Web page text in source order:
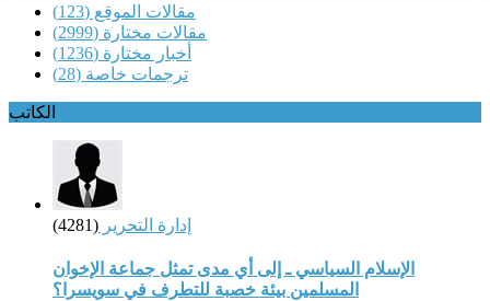
مقالات الموقع (123)
مقالات مختارة (2999)
أخبار مختارة (1236)
ترجمات خاصة (28)
الكاتب
إدارة التحرير (4281)
الإسلام السياسي ـ إلى أي مدى تمثل جماعة الإخوان
المسلمين بيئة خصبة للتطرف في سويسرا؟